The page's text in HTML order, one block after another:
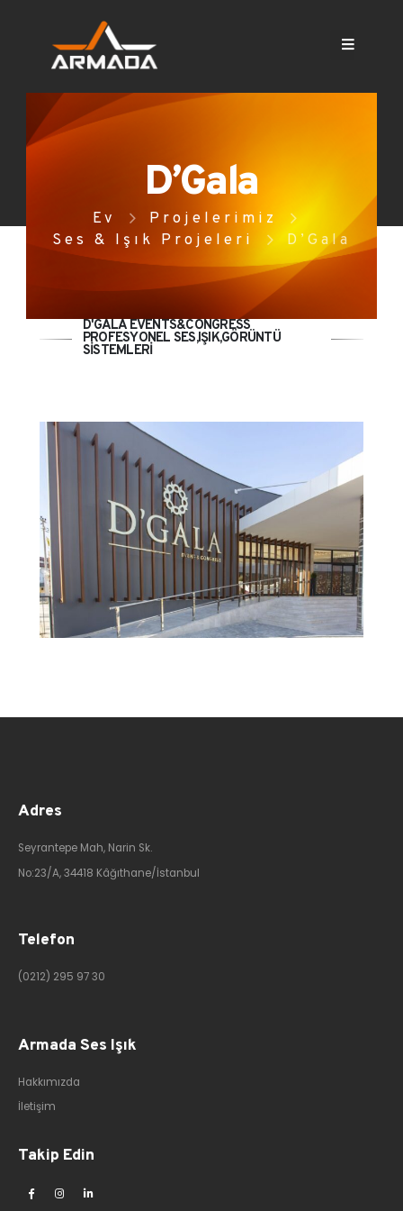
D’Gala
Ev
Projelerimiz
Ses & Işık Projeleri
D’Gala
D'GALA EVENTS&CONGRESS
PROFESYONEL SES,IŞIK,GÖRÜNTÜ
SİSTEMLERİ
Adres
Seyrantepe Mah, Narin Sk.
No:23/A, 34418 Kâğıthane/İstanbul
Telefon
(0212) 295 97 30
Armada Ses Işık
Hakkımızda
İletişim
Takip Edin